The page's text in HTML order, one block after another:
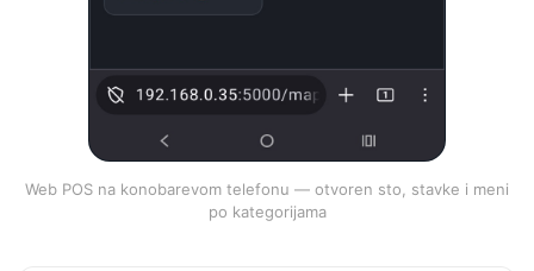
Web POS na konobarevom telefonu — otvoren sto, stavke i meni
po kategorijama